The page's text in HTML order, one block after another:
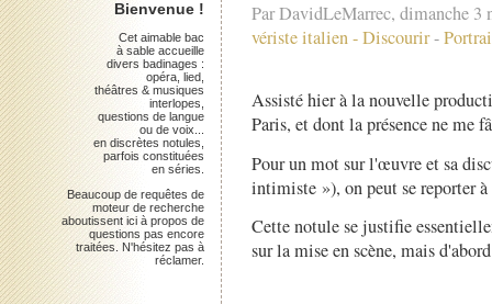
Par DavidLeMarrec, dimanche 3
vériste italien-Discourir-
Assisté hier à la nouvelle
Paris, et dont la présence ne me
Pour un mot sur l'œuvre et sa
intimiste »), on peut se reporter
Cette notule se justifie
sur la mise en scène, mais
Bienvenue !
Cet aimable bac
à sable accueille
divers badinages :
opéra, lied,
théâtres & musiques
interlopes,
questions de langue
ou de voix...
en discrètes notules,
parfois constituées
en séries.
Beaucoup de requêtes de
moteur de recherche
aboutissent ici à propos de
questions pas encore
traitées. N'hésitez pas à
réclamer.